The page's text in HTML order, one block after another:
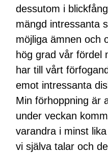
dessutom i
mängd intressanta
möjliga ämnen och
hög grad vår fördel
har till vårt
emot intressanta
Min förhoppning är
under veckan
varandra i minst
vi själva talar och